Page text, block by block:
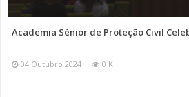
Academia Sénior de Proteção Civil
04 Outubro 2024 0 K